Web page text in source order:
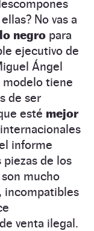
No vas a
negro para
ejecutivo de
Ángel
modelo tiene
de ser
esté mejor
informe
de los
mucho
incompatibles
venta ilegal.